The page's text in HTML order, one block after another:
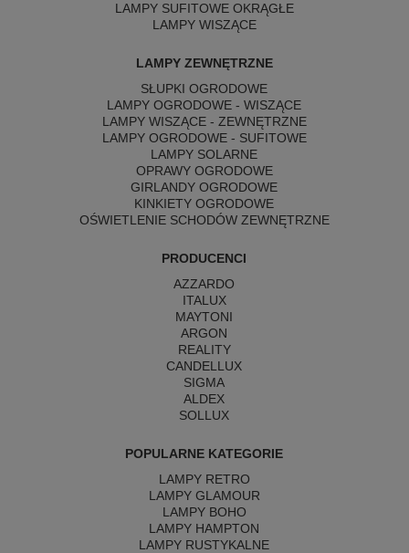
LAMPY SUFITOWE OKRĄGŁE
LAMPY WISZĄCE
LAMPY ZEWNĘTRZNE
SŁUPKI OGRODOWE
LAMPY OGRODOWE - WISZĄCE
LAMPY WISZĄCE - ZEWNĘTRZNE
LAMPY OGRODOWE - SUFITOWE
LAMPY SOLARNE
OPRAWY OGRODOWE
GIRLANDY OGRODOWE
KINKIETY OGRODOWE
OŚWIETLENIE SCHODÓW ZEWNĘTRZNE
PRODUCENCI
AZZARDO
ITALUX
MAYTONI
ARGON
REALITY
CANDELLUX
SIGMA
ALDEX
SOLLUX
POPULARNE KATEGORIE
LAMPY RETRO
LAMPY GLAMOUR
LAMPY BOHO
LAMPY HAMPTON
LAMPY RUSTYKALNE